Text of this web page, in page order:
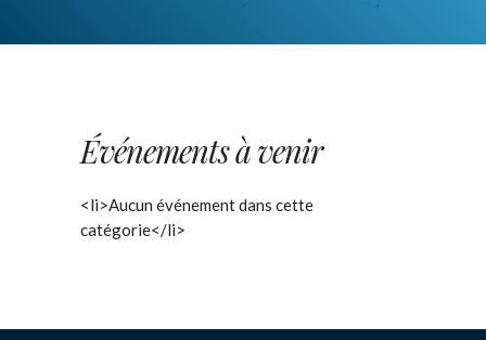
Événements à venir
<li>Aucun événement dans cette
catégorie</li>